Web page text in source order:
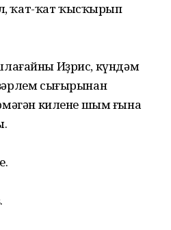
ҡат-ҡат ҡысҡырып
Иҙрис, күндәм
сығырынан
килене шым ғына